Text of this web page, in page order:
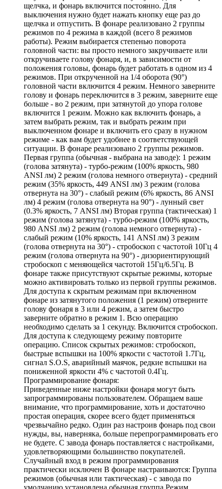
щелчка, и фонарь включится постоянно. Для
выключения нужно будет нажать кнопку еще раз до
щелчка и отпустить. В фонаре реализовано 2 группы
режимов по 4 режима в каждой (всего 8 режимов
работы). Режим выбирается степенью поворота
головной части: вы просто немного закручиваете или
откручиваете голову фонаря, и, в зависимости от
положения головы, фонарь будет работать в одном из 4
режимов. При открученной на 1/4 оборота (90°)
головной части включится 4 режим. Немного заверните
голову и фонарь переключится в 3 режим, заверните еще
больше - во 2 режим, при затянутой до упора голове
включится 1 режим. Можно как включить фонарь, а
затем выбрать режим, так и выбрать режим при
выключенном фонаре и включить его сразу в нужном
режиме - как вам будет удобнее в соответствующей
ситуации. В фонаре реализовано 2 группы режимов.
Первая группа (обычная - выбрана на заводе): 1 режим
(голова затянута) - турбо-режим (100% яркость, 980
ANSI лм) 2 режим (голова немного отвернута) - средний
режим (35% яркость, 449 ANSI лм) 3 режим (голова
отвернута на 30°) - слабый режим (6% яркость, 86 ANSI
лм) 4 режим (голова отвернута на 90°) - лунный свет
(0.3% яркость, 7 ANSI лм) Вторая группа (тактическая) 1
режим (голова затянута) - турбо-режим (100% яркость,
980 ANSI лм) 2 режим (голова немного отвернута) -
слабый режим (10% яркость, 141 ANSI лм) 3 режим
(голова отвернута на 30°) - стробоскоп с частотой 10Гц 4
режим (голова отвернута на 90°) - дизориентирующий
стробоскоп с меняющейся частотой 15Гц/6.5Гц. В
фонаре также присутствуют скрытые режимы, которые
можно активировать только из первой группы режимов.
Для доступа к скрытым режимам при включенном
фонаре из затянутого положения (1 режим) отверните
голову фонаря в 3 или 4 режим, а затем быстро
заверните обратно в режим 1. Всю операцию
необходимо сделать за 1 секунду. Включится стробоскоп.
Для доступа к следующему режиму повторите
операцию. Список скрытых режимов: стробоскоп,
быстрые вспышки на 100% яркости с частотой 1.7Гц,
сигнал S.O.S, аварийный маячок, редкие вспышки на
пониженной яркости 4% с частотой 0.4Гц.
Программирование фонаря:
Приведенные ниже настройки фонаря могут быть
запрограммированы пользователем. Обращаем ваше
внимание, что программирование, хоть и достаточно
простая операция, скорее всего будет применяться
чрезвычайно редко. Один раз настроив фонарь под свои
нужды, вы, наверняка, больше перепрограммировать его
не будете. С завода фонарь поставляется с настройками,
удовлетворяющими большинство покупателей.
Случайный вход в режим программирования
практически исключен В фонаре настраиваются: Группа
режимов (обычная или тактическая) - с завода по
умолчанию установлена обычная группа Режим